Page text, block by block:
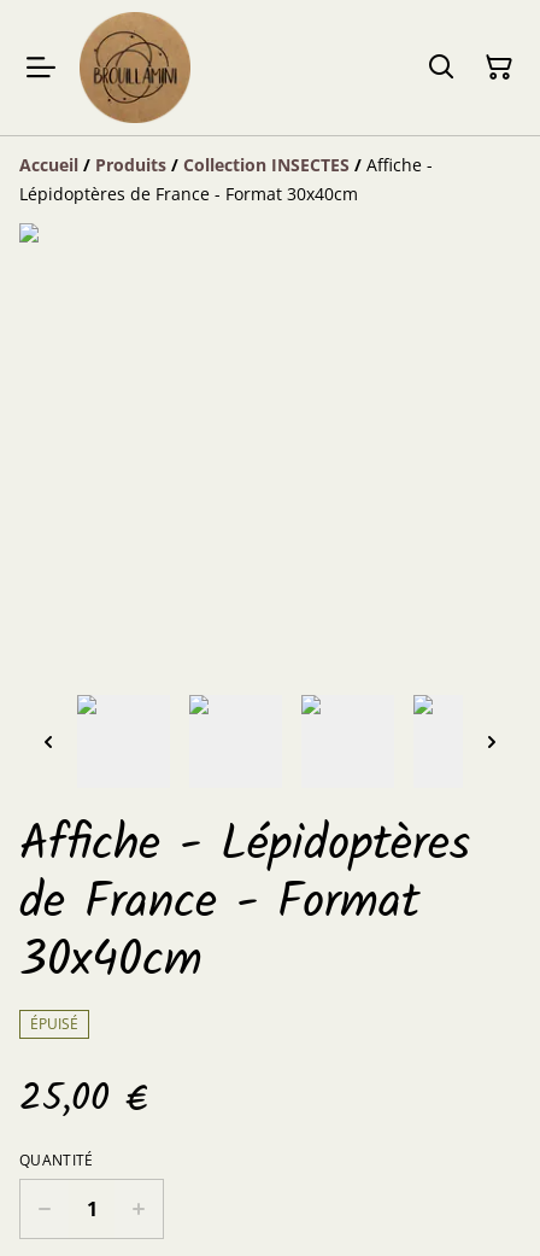
Accueil / Produits / Collection INSECTES / Affiche -
Lépidoptères de France - Format 30x40cm
Affiche - Lépidoptères
de France - Format
30x40cm
ÉPUISÉ
25,00 €
QUANTITÉ